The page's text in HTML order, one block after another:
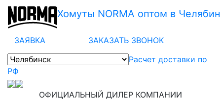
Хомуты NORMA оптом в
ЗАЯВКА
ЗАКАЗАТЬ ЗВОНОК
Расчет доставки по
РФ
ОФИЦИАЛЬНЫЙ ДИЛЕР КОМПАНИИ